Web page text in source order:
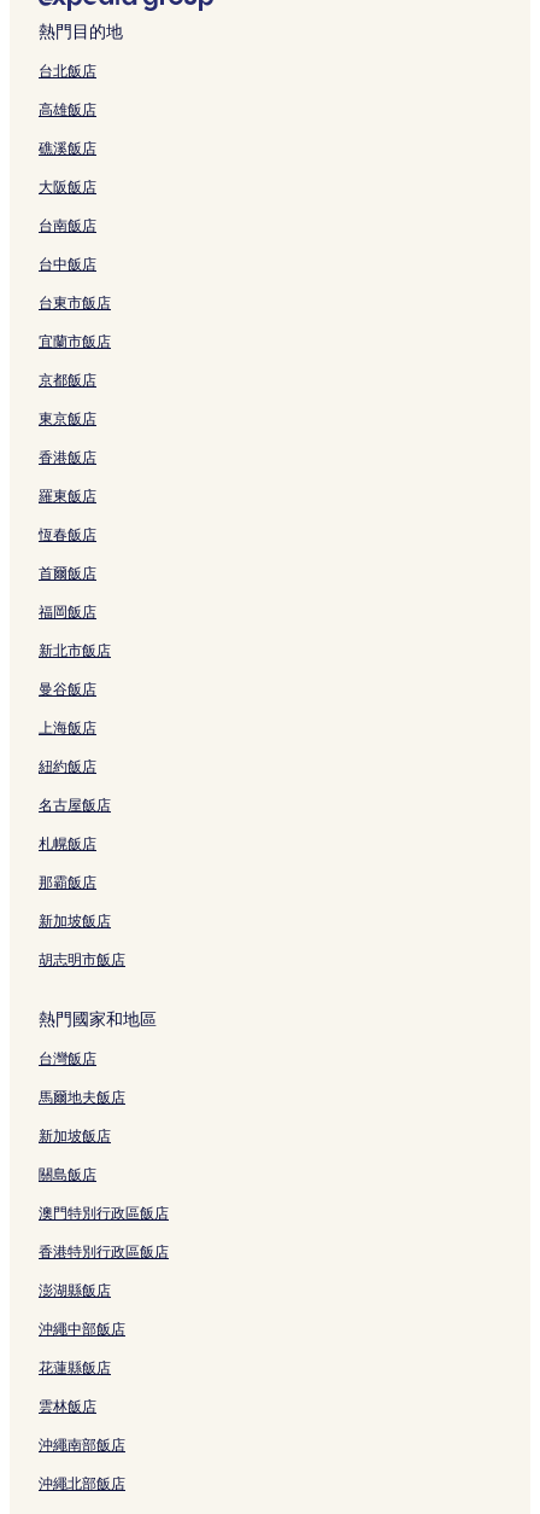
豐崎美麗 Sun 海灘 5 星級飯店
豐崎美麗 Sun 海灘 2 星級飯店
宜野灣熱帶海灘 4 星級飯店
宜野灣熱帶海灘 2 星級飯店
豐見城市 3 星級飯店
沖繩的海灘飯店
沖繩的設有游泳池的飯店
沖繩的設有廚房的飯店
沖繩的寵物友善飯店
沖繩的平價飯店
沖繩的商務飯店
沖繩的親子飯店
沖繩的設有停車場的飯店
久茂地的設有停車場的飯店
宜野灣市的設有停車場的飯店
泊的平價飯店
豐見城市的設有停車場的飯店
宜野灣熱帶海灘附近的設有廚房的飯店
宜野灣熱帶海灘附近的奢華飯店
沖繩的設有停車場的飯店
沖繩的奢華飯店
沖繩的海灘飯店
沖繩的設有廚房的飯店
沖繩的Spa 飯店
沖繩的親子飯店
沖繩的平價飯店
沖繩的設有游泳池的飯店
那霸的設有停車場的飯店
那霸的奢華飯店
那霸的設有游泳池的飯店
那霸的寵物友善飯店
熱門目的地
台北飯店
高雄飯店
礁溪飯店
大阪飯店
台南飯店
台中飯店
台東市飯店
宜蘭市飯店
京都飯店
東京飯店
香港飯店
羅東飯店
恆春飯店
首爾飯店
福岡飯店
新北市飯店
曼谷飯店
上海飯店
紐約飯店
名古屋飯店
札幌飯店
那霸飯店
新加坡飯店
胡志明市飯店
熱門國家和地區
台灣飯店
馬爾地夫飯店
新加坡飯店
關島飯店
澳門特別行政區飯店
香港特別行政區飯店
澎湖縣飯店
沖繩中部飯店
花蓮縣飯店
雲林飯店
沖繩南部飯店
沖繩北部飯店